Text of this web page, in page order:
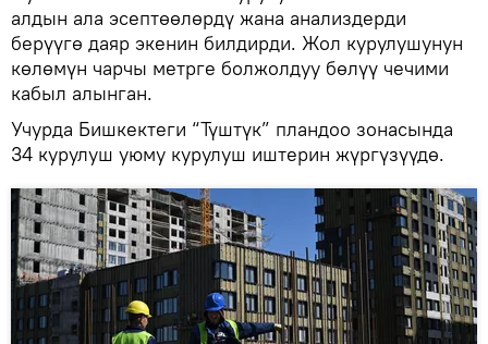
алдын ала эсептөөлөрдү жана анализдерди
берүүгө даяр экенин билдирди. Жол курулушунун
көлөмүн чарчы метрге болжолдуу бөлүү чечими
кабыл алынган.
Учурда Бишкектеги “Түштүк” пландоо зонасында
34 курулуш уюму курулуш иштерин жүргүзүүдө.